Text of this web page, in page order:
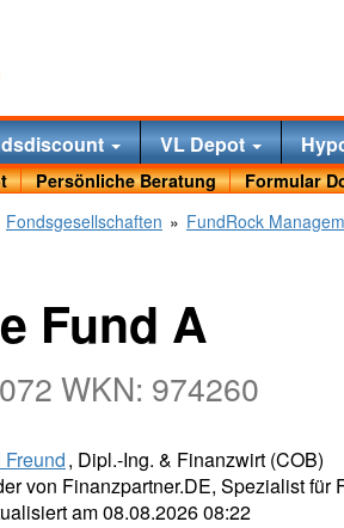
VL Depot
Persönliche Beratung
Formular
Fondsgesellschaften » FundRock
Fund A
WKN: 974260
, Dipl.-Ing. & Finanzwirt (COB)
von Finanzpartner.DE, Spezialist
am 08.08.2026 08:22